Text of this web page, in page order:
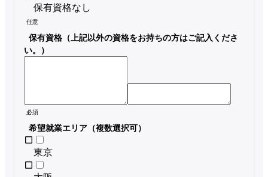
保有資格なし
任意
保有資格（上記以外の資格をお持ちの方はご記入くださ
い。）
必須
希望就業エリア（複数選択可）
東京